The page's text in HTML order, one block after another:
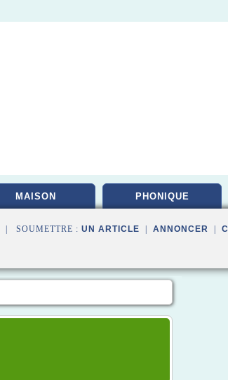
MAISON PHONIQUE
| SOUMETTRE : UN ARTICLE ANNONCER